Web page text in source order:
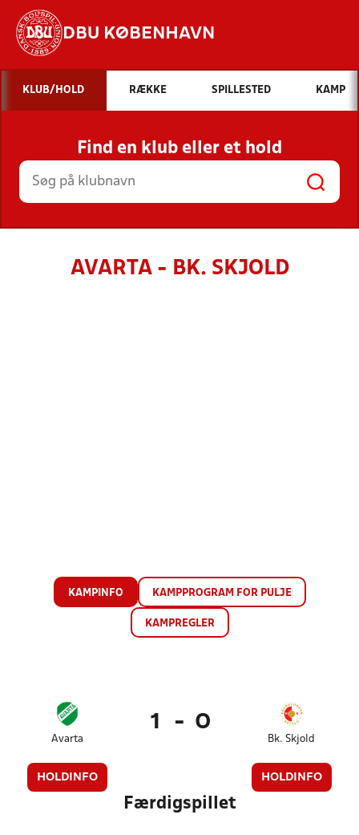
DBU KØBENHAVN
Hvad vil du søge efter?
INDHOLD OG NYHEDER
STILLINGER, RESULTATER, KLUBBER OG
HOLD
KLUB/HOLD RÆKKE SPILLESTED KAMP
Find en klub eller et hold
AVARTA - BK. SKJOLD
KAMPINFO KAMPPROGRAM FOR PULJE
KAMPREGLER
Avarta
HOLDINFO
1 - 0
Bk. Skjold
HOLDINFO
Færdigspillet